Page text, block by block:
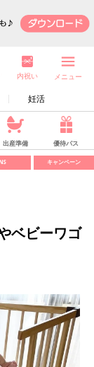
妊活
内祝い メニュー
出産準備 優待パス
キャンペーン
ベビーワゴ